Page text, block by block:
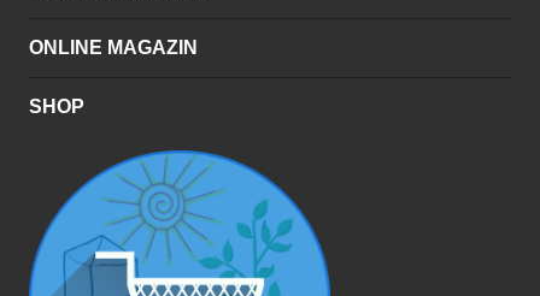
ONLINE MAGAZIN
SHOP